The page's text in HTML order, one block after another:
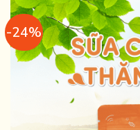
-24%